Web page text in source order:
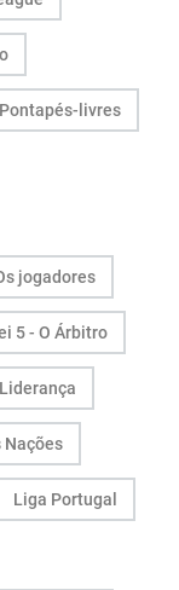
livres
jogadores
5 - O Árbitro
Liderança
Nações
Liga Portugal